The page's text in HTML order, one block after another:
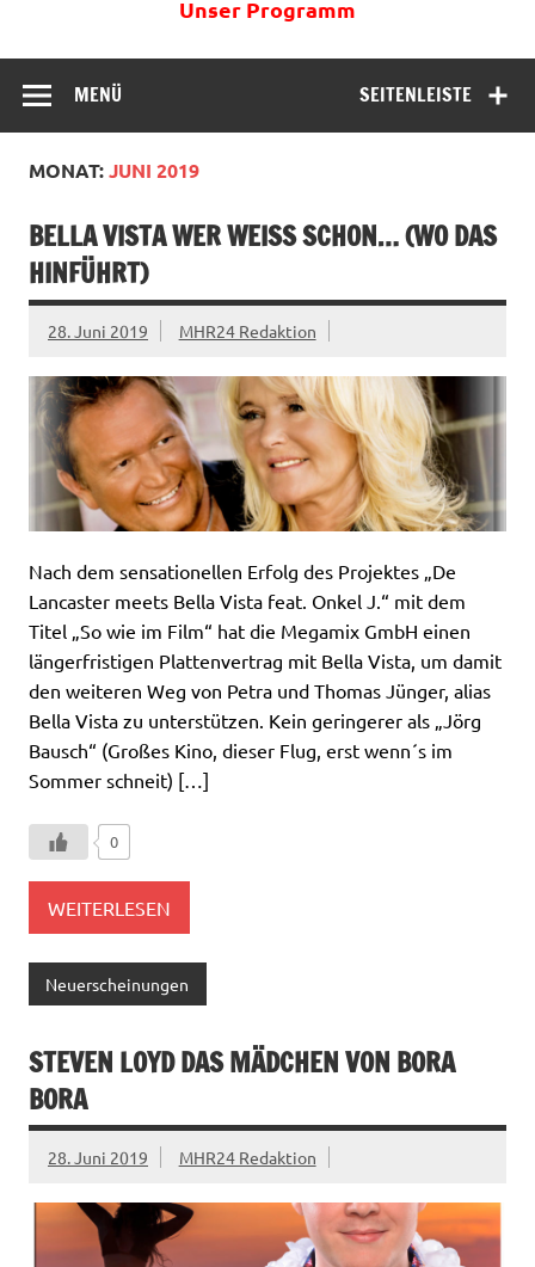
Unser Programm
SEITENLEISTE
MENÜ
MONAT:JUNI 2019
BELLA VISTA WER WEISS SCHON… (WO DAS H
INFÜHRT)
28. Juni 2019 MHR24 Redaktion
Nach dem sensationellen Erfolg des Projektes „De
Lancaster meets Bella Vista feat. Onkel J.“ mit dem
Titel „So wie im Film“ hat die Megamix GmbH einen
längerfristigen Plattenvertrag mit Bella Vista, um damit
den weiteren Weg von Petra und Thomas Jünger, alias
Bella Vista zu unterstützen. Kein geringerer als „Jörg
Bausch“ (Großes Kino, dieser Flug, erst wenn´s im
Sommer schneit) […]
0
WEITERLESEN
Neuerscheinungen
STEVEN LOYD DAS MÄDCHEN VON BORA
BORA
28. Juni 2019 MHR24 Redaktion